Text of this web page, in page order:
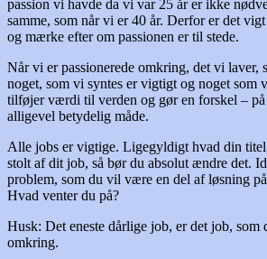
passion vi havde da vi var 25 år er ikke
samme, som når vi er 40 år. Derfor er det
og mærke efter om passionen er til stede.
Når vi er passionerede omkring, det vi laver,
noget, som vi syntes er vigtigt og noget som
tilføjer værdi til verden og gør en forskel – på
alligevel betydelig måde.
Alle jobs er vigtige. Ligegyldigt hvad din
stolt af dit job, så bør du absolut ændre det.
problem, som du vil være en del af løsning
Hvad venter du på?
Husk: Det eneste dårlige job, er det job, som
omkring.